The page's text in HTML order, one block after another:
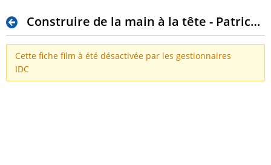
Construire de la main à la tête - Patrick Bouchain architecte, Paris
Cette fiche film à été désactivée par les gestionnaires
IDC